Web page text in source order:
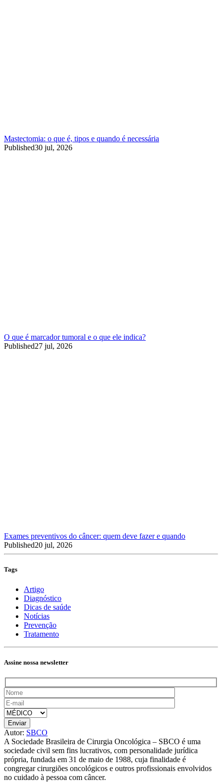
Mastectomia: o que é, tipos e quando é necessária
Published30 jul, 2026
O que é marcador tumoral e o que ele indica?
Published27 jul, 2026
Exames preventivos do câncer: quem deve fazer e quando
Published20 jul, 2026
Tags
Artigo
Diagnóstico
Dicas de saúde
Notícias
Prevenção
Tratamento
Assine nossa newsletter
Autor: SBCO
A Sociedade Brasileira de Cirurgia Oncológica – SBCO é uma
sociedade civil sem fins lucrativos, com personalidade jurídica
própria, fundada em 31 de maio de 1988, cuja finalidade é
congregar cirurgiões oncológicos e outros profissionais envolvidos
no cuidado à pessoa com câncer.